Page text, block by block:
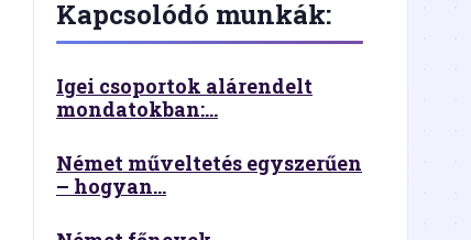
Kapcsolódó munkák:
Igei csoportok alárendelt
mondatokban:...
Német műveltetés egyszerűen
– hogyan...